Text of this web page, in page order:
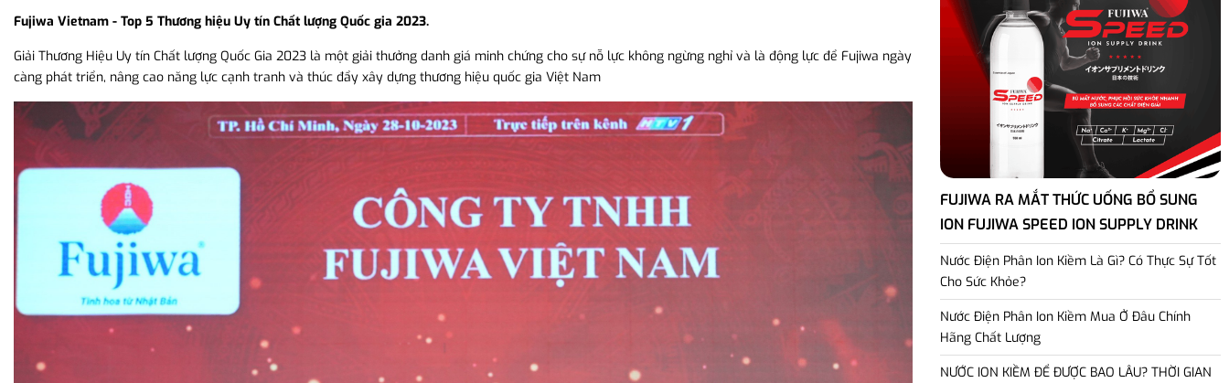
Fujiwa Vietnam - Top 5 Thương hiệu Uy tín Chất lượng Quốc gia 2023.
Giải Thương Hiệu Uy tín Chất lượng Quốc Gia 2023 là một giải thưởng danh giá minh chứng cho sự nỗ lực không ngừng nghỉ và là động lực để Fujiwa ngày
càng phát triển, nâng cao năng lực cạnh tranh và thúc đẩy xây dựng thương hiệu quốc gia Việt Nam
FUJIWA RA MẮT THỨC UỐNG BỔ SUNG
ION FUJIWA SPEED ION SUPPLY DRINK
Nước Điện Phân Ion Kiềm Là Gì? Có Thực Sự Tốt
Cho Sức Khỏe?
Nước Điện Phân Ion Kiềm Mua Ở Đâu Chính
Hãng Chất Lượng
NƯỚC ION KIỀM ĐỂ ĐƯỢC BAO LÂU? THỜI GIAN